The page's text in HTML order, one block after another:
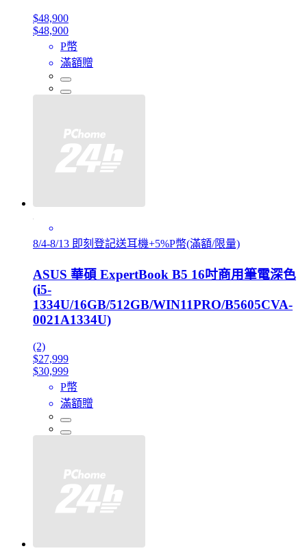
$48,900
$48,900
P幣
滿額贈
8/4-8/13 即刻登記送耳機+5%P幣(滿額/限量)
ASUS 華碩 ExpertBook B5 16吋商用筆電深色
(i5-
1334U/16GB/512GB/WIN11PRO/B5605CVA-
0021A1334U)
(2)
$27,999
$30,999
P幣
滿額贈